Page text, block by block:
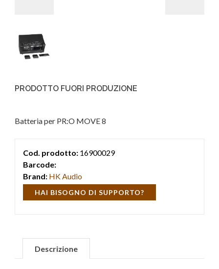
PRODOTTO FUORI PRODUZIONE
Batteria per PR:O MOVE 8
Cod. prodotto: 16900029
Barcode:
Brand: HK Audio
HAI BISOGNO DI SUPPORTO?
Descrizione